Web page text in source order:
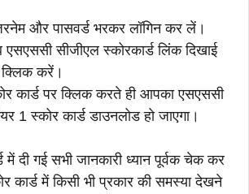
और पासवर्ड भरकर लॉगिन कर लें।
सीजीएल स्कोरकार्ड लिंक दिखाई
क्लिक करें।
कार्ड पर क्लिक करते ही आपका एसएससी
1 स्कोर कार्ड डाउनलोड हो जाएगा।
में दी गई सभी जानकारी ध्यान पूर्वक चेक कर
में किसी भी प्रकार की समस्या देखने